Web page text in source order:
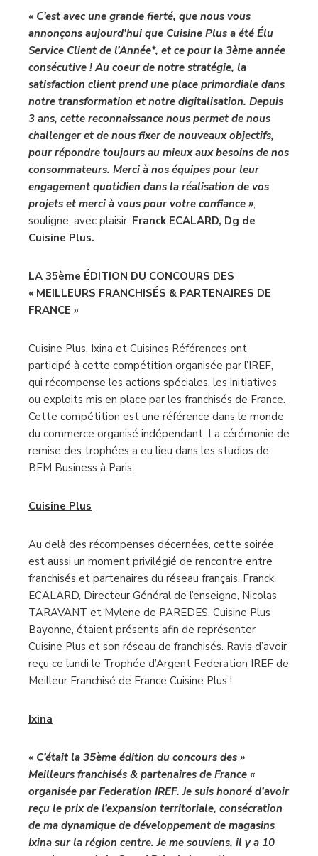
« C’est avec une grande fierté, que nous vous
annonçons aujourd’hui que Cuisine Plus a été Élu
Service Client de l’Année*, et ce pour la 3ème année
consécutive ! Au coeur de notre stratégie, la
satisfaction client prend une place primordiale dans
notre transformation et notre digitalisation. Depuis
3 ans, cette reconnaissance nous permet de nous
challenger et de nous fixer de nouveaux objectifs,
pour répondre toujours au mieux aux besoins de nos
consommateurs. Merci à nos équipes pour leur
engagement quotidien dans la réalisation de vos
projets et merci à vous pour votre confiance »,
souligne, avec plaisir, Franck ECALARD, Dg de
Cuisine Plus.
LA 35ème ÉDITION DU CONCOURS DES
« MEILLEURS FRANCHISÉS & PARTENAIRES DE
FRANCE »
Cuisine Plus, Ixina et Cuisines Références ont
participé à cette compétition organisée par l’IREF,
qui récompense les actions spéciales, les initiatives
ou exploits mis en place par les franchisés de France.
Cette compétition est une référence dans le monde
du commerce organisé indépendant. La cérémonie de
remise des trophées a eu lieu dans les studios de
BFM Business à Paris.
Cuisine Plus
Au delà des récompenses décernées, cette soirée
est aussi un moment privilégié de rencontre entre
franchisés et partenaires du réseau français. Franck
ECALARD, Directeur Général de l’enseigne, Nicolas
TARAVANT et Mylene de PAREDES, Cuisine Plus
Bayonne, étaient présents afin de représenter
Cuisine Plus et son réseau de franchisés. Ravis d’avoir
reçu ce lundi le Trophée d’Argent Federation IREF de
Meilleur Franchisé de France Cuisine Plus !
Ixina
« C’était la 35ème édition du concours des »
Meilleurs franchisés & partenaires de France «
organisée parFederation IREF. Je suis honoré d’avoir
reçu le prix de l’expansion territoriale, consécration
de ma dynamique de développement de magasins
Ixina sur la région centre. Je me souviens, il y a 10